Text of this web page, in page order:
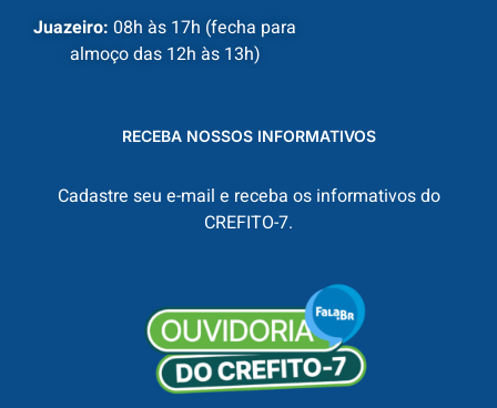
Juazeiro: 08h às 17h (fecha para
almoço das 12h às 13h)
RECEBA NOSSOS INFORMATIVOS
Cadastre seu e-mail e receba os informativos do
CREFITO-7.